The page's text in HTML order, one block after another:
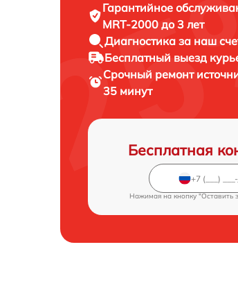
Гарантийное
MRT-2000 до 3 лет
Диагностика за наш
Бесплатный выезд
Срочный ремонт
35 минут
Бесплатная
Нажимая на кнопку "Оставить